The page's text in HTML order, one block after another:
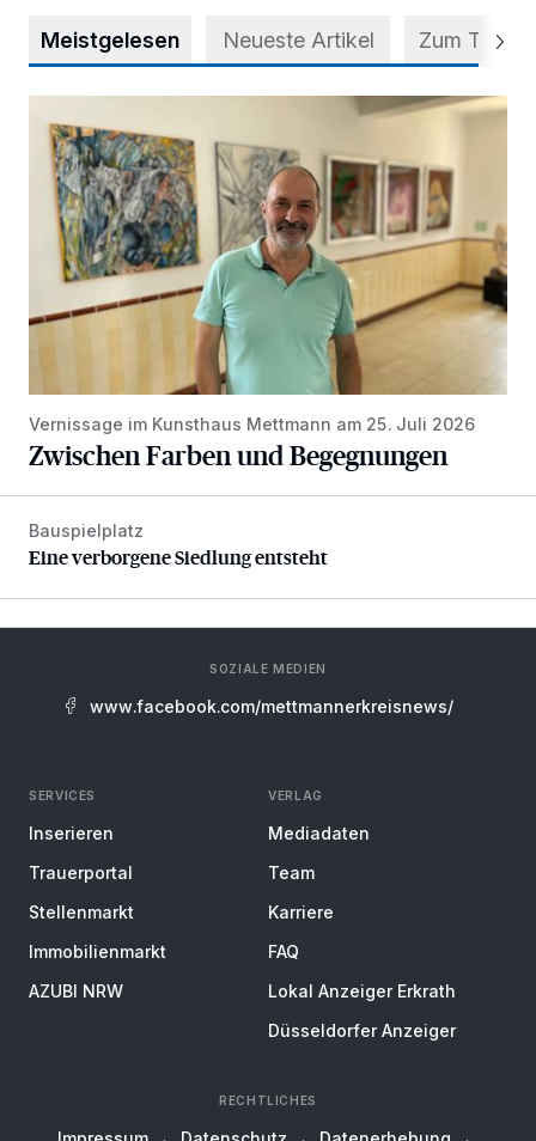
Meistgelesen Neueste Artikel Zum Thema
Vernissage im Kunsthaus Mettmann am 25. Juli 2026
Zwischen Farben und Begegnungen
Eine verborgene Siedlung entsteht
Bauspielplatz
Eine verborgene Siedlung entsteht
SOZIALE MEDIEN
www.facebook.com/mettmannerkreisnews/
SERVICES
Inserieren
Trauerportal
Stellenmarkt
Immobilienmarkt
AZUBI NRW
VERLAG
Mediadaten
Team
Karriere
FAQ
Lokal Anzeiger Erkrath
Düsseldorfer Anzeiger
RECHTLICHES